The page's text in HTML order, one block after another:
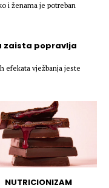
i ženama je potreban
zaista popravlja
efekata vježbanja jeste
NUTRICIONIZAM